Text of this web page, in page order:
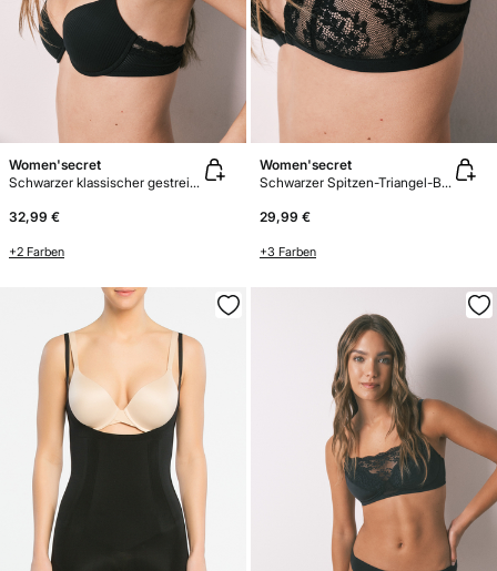
Women'secret
Schwarzer klassischer gestreifter Mikrofaser-BH BEAUTIFUL
32,99 €
+2 Farben
Women'secret
Schwarzer Spitzen-Triangel-BH NATURAL
29,99 €
+3 Farben